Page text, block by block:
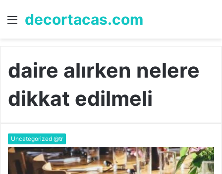
Menü
decortacas.com
...
daire alırken nelere
dikkat edilmeli
Uncategorized @tr